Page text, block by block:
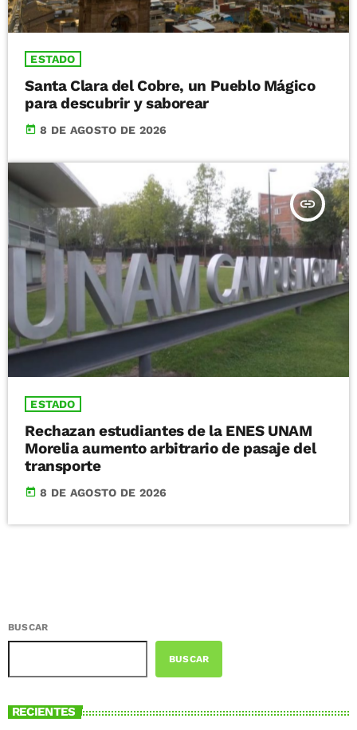
ESTADO
Santa Clara del Cobre, un Pueblo Mágico
para descubrir y saborear
today 8 DE AGOSTO DE 2026
insert_link
ESTADO
Rechazan estudiantes de la ENES UNAM
Morelia aumento arbitrario de pasaje del
transporte
today 8 DE AGOSTO DE 2026
BUSCAR
BUSCAR
RECIENTES